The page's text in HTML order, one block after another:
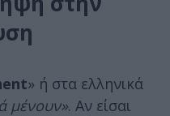
» ή στα ελληνικά
μένουν». Αν είσαι